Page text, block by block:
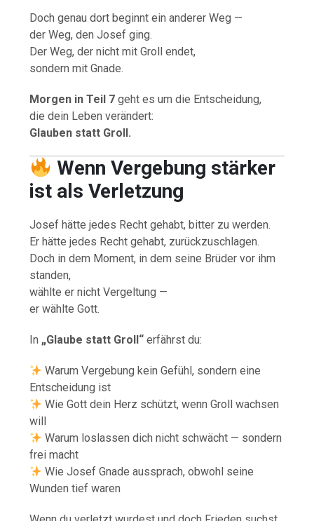
Doch genau dort beginnt ein anderer Weg —
der Weg, den Josef ging.
Der Weg, der nicht mit Groll endet,
sondern mit Gnade.
Morgen in Teil 7 geht es um die Entscheidung,
die dein Leben verändert:
Glauben statt Groll.
Wenn Vergebung stärker
ist als Verletzung
Josef hätte jedes Recht gehabt, bitter zu werden.
Er hätte jedes Recht gehabt, zurückzuschlagen.
Doch in dem Moment, in dem seine Brüder vor ihm
standen,
wählte er nicht Vergeltung —
er wählte Gott.
In „Glaube statt Groll“ erfährst du:
Warum Vergebung kein Gefühl, sondern eine
Entscheidung ist
Wie Gott dein Herz schützt, wenn Groll wachsen
will
Warum loslassen dich nicht schwächt — sondern
frei macht
Wie Josef Gnade aussprach, obwohl seine
Wunden tief waren